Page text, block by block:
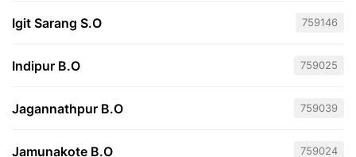
Igit Sarang S.O 759146
Indipur B.O 759025
Jagannathpur B.O 759039
Jamunakote B.O 759024